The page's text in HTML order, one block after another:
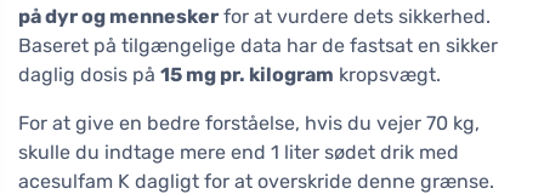
på dyr og mennesker for at vurdere dets sikkerhed.
Baseret på tilgængelige data har de fastsat en sikker
daglig dosis på 15 mg pr. kilogram kropsvægt.
For at give en bedre forståelse, hvis du vejer 70 kg,
skulle du indtage mere end 1 liter sødet drik med
acesulfam K dagligt for at overskride denne grænse.